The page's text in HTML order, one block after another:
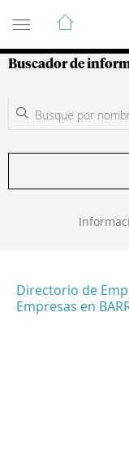
Guía de
Buscador de
Directorio de
Empresas en